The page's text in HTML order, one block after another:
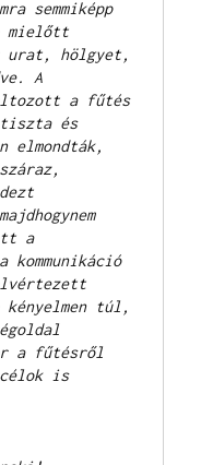
semmiképp
mielőtt
urat, hölgyet,
A
a fűtés
tiszta és
elmondták,
a
túl,
a fűtésről
célok is